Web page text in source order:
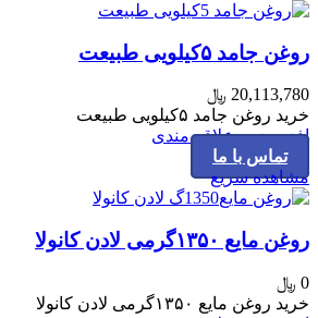
روغن جامد ۵کیلویی طبیعت
20,113,780 ﷼
خرید روغن جامد ۵کیلویی طبیعت
افزودن به علاقه مندی
تماس با ما
مشاهده سریع
روغن مایع ۱۳۵۰گرمی لادن کانولا
0 ﷼
خرید روغن مایع ۱۳۵۰گرمی لادن کانولا